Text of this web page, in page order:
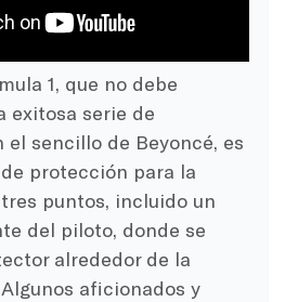
1, que no debe
exitosa serie de
el sencillo de Beyoncé, es
protección para la
puntos, incluido un
del piloto, donde se
alrededor de la
aficionados y